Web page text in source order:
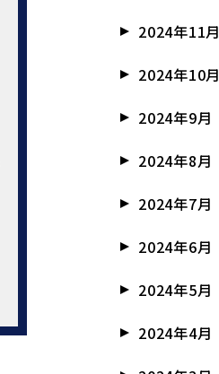
2024年11月
2024年10月
2024年9月
2024年8月
2024年7月
2024年6月
2024年5月
2024年4月